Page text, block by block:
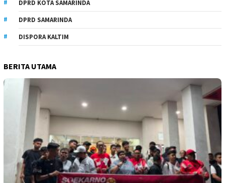
DPRD KOTA SAMARINDA
DPRD SAMARINDA
DISPORA KALTIM
BERITA UTAMA